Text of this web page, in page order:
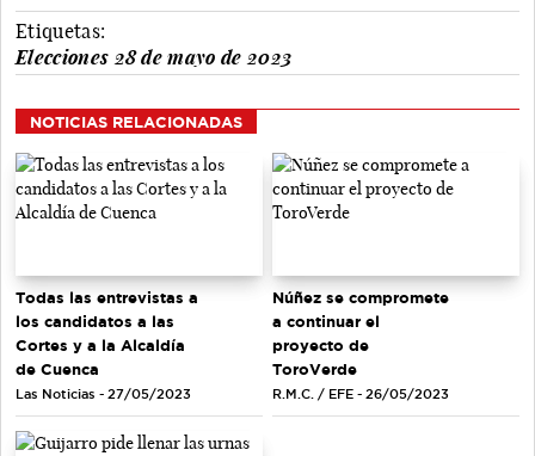
Etiquetas:
Elecciones 28 de mayo de 2023
NOTICIAS RELACIONADAS
Todas las entrevistas a
los candidatos a las
Cortes y a la Alcaldía
de Cuenca
Las Noticias - 27/05/2023
Núñez se compromete
a continuar el
proyecto de
ToroVerde
R.M.C. / EFE - 26/05/2023